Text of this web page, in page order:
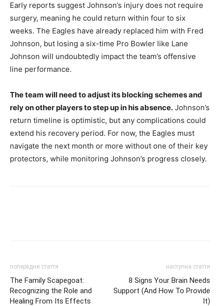
Early reports suggest Johnson’s injury does not require
surgery, meaning he could return within four to six
weeks. The Eagles have already replaced him with Fred
Johnson, but losing a six-time Pro Bowler like Lane
Johnson will undoubtedly impact the team’s offensive
line performance.
The team will need to adjust its blocking schemes and
rely on other players to step up in his absence. Johnson’s
return timeline is optimistic, but any complications could
extend his recovery period. For now, the Eagles must
navigate the next month or more without one of their key
protectors, while monitoring Johnson’s progress closely.
попередня стаття
The Family Scapegoat:
Recognizing the Role and
Healing From Its Effects
наступна стаття
8 Signs Your Brain Needs
Support (And How To Provide
It)